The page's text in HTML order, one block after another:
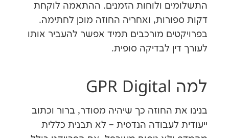
ולוחות הזמנים. ההתאמה לוקחת
ואחריה החוזה מוכן לחתימה.
מורכבים תמיד אפשר להעביר אותו
לבדיקה סופית.
החוזה כך שיהיה מסודר, ברור וכתוב
לעבודה הנדסית – לא תבנית כללית